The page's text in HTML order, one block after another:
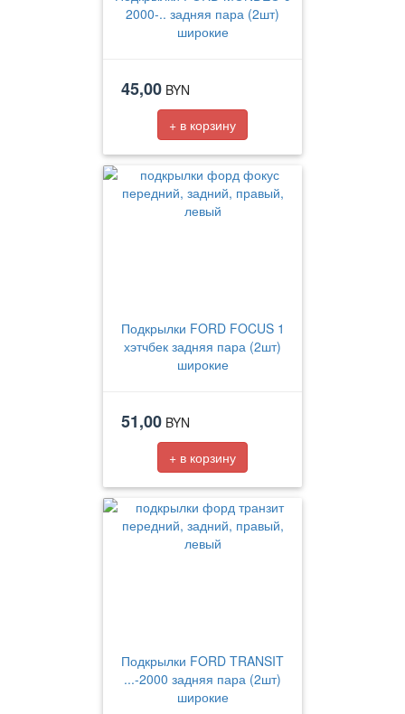
2000-.. задняя пара (2шт)
широкие
45,00 BYN
+ в корзину
Подкрылки FORD FOCUS 1
хэтчбек задняя пара (2шт)
широкие
51,00 BYN
+ в корзину
Подкрылки FORD TRANSIT
...-2000 задняя пара (2шт)
широкие